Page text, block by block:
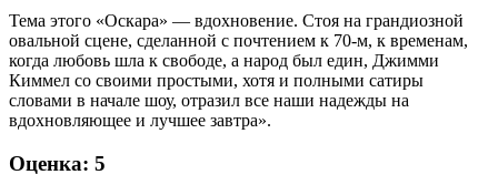
Тема этого «Оскара» — вдохновение. Стоя на грандиозной
овальной сцене, сделанной с почтением к 70-м, к временам,
когда любовь шла к свободе, а народ был един, Джимми
Киммел со своими простыми, хотя и полными сатиры
словами в начале шоу, отразил все наши надежды на
вдохновляющее и лучшее завтра».
Оценка: 5